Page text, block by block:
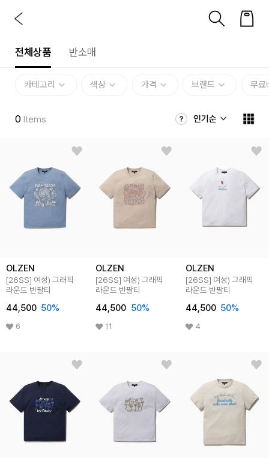
전체상품 반소매
카테고리 색상 가격 브랜드 무료
0 Items 인기순
OLZEN
[26SS] 여성) 그래픽
라운드 반팔티
44,500 50%
6
OLZEN
[26SS] 여성) 그래픽
라운드 반팔티
44,500 50%
11
OLZEN
[26SS] 여성) 그래픽
라운드 반팔티
44,500 50%
4